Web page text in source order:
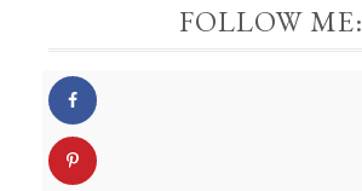
FOLLOW ME: